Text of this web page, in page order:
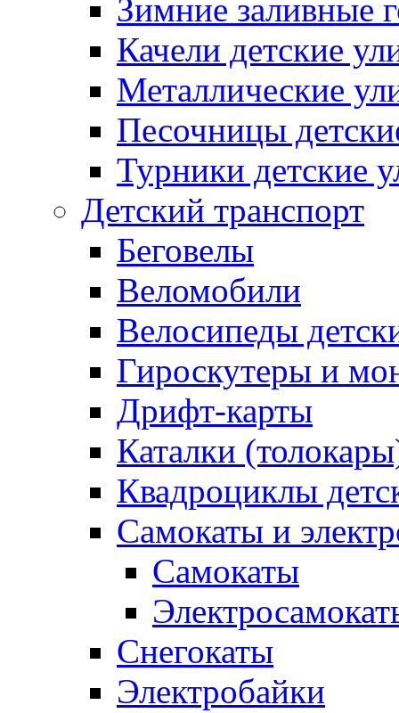
Зимние заливные
Качели детские
Металлические
Песочницы
Турники детские
Детский транспорт
Беговелы
Веломобили
Велосипеды
Гироскутеры и
Дрифт-карты
Каталки
Квадроциклы
Самокаты и
Самокаты
Снегокаты
Электробайки